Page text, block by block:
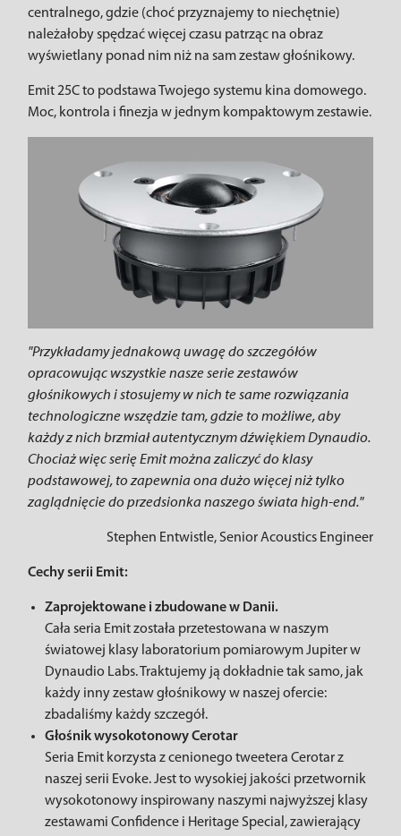
centralnego, gdzie (choć przyznajemy to niechętnie)
należałoby spędzać więcej czasu patrząc na obraz
wyświetlany ponad nim niż na sam zestaw głośnikowy.
Emit 25C to podstawa Twojego systemu kina domowego.
Moc, kontrola i finezja w jednym kompaktowym zestawie.
"Przykładamy jednakową uwagę do szczegółów
opracowując wszystkie nasze serie zestawów
głośnikowych i stosujemy w nich te same rozwiązania
technologiczne wszędzie tam, gdzie to możliwe, aby
każdy z nich brzmiał autentycznym dźwiękiem Dynaudio.
Chociaż więc serię Emit można zaliczyć do klasy
podstawowej, to zapewnia ona dużo więcej niż tylko
zaglądnięcie do przedsionka naszego świata high-end."
Stephen Entwistle, Senior Acoustics Engineer
Cechy serii Emit:
Zaprojektowane i zbudowane w Danii.
Cała seria Emit została przetestowana w naszym
światowej klasy laboratorium pomiarowym Jupiter w
Dynaudio Labs. Traktujemy ją dokładnie tak samo, jak
każdy inny zestaw głośnikowy w naszej ofercie:
zbadaliśmy każdy szczegół.
Głośnik wysokotonowy Cerotar
Seria Emit korzysta z cenionego tweetera Cerotar z
naszej serii Evoke. Jest to wysokiej jakości przetwornik
wysokotonowy inspirowany naszymi najwyższej klasy
zestawami Confidence i Heritage Special, zawierający